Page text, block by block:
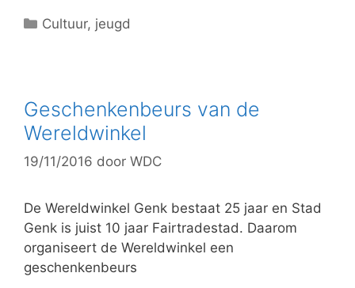
C
g
r
i
ë
n
Cultuur, jeugd
Geschenkenbeurs van de
Wereldwinkel
19/11/2016 door WDC
De Wereldwinkel Genk bestaat 25 jaar en Stad
Genk is juist 10 jaar Fairtradestad. Daarom
organiseert de Wereldwinkel een
geschenkenbeurs